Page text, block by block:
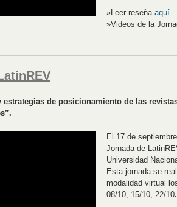
»Leer reseña aquí
»Videos de la
estrategias de posicionamiento de las
El 17 de
Jornada de
Universidad
Esta jornada se
modalidad virtual
08/10, 15/10, 22/10.